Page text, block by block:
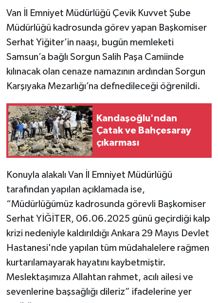
Van İl Emniyet Müdürlüğü Çevik Kuvvet Şube
Müdürlüğü kadrosunda görev yapan Başkomiser
Serhat Yiğiter’in naaşı, bugün memleketi
Samsun’a bağlı Sorgun Salih Paşa Camiinde
kılınacak olan cenaze namazının ardından Sorgun
Karşıyaka Mezarlığı’na defnedileceği öğrenildi.
Kandaşoğlu'ndan
Çatak ve Bahçesaray
çıkarması
Konuyla alakalı Van İl Emniyet Müdürlüğü
tarafından yapılan açıklamada ise,
“Müdürlüğümüz kadrosunda görevli Başkomiser
Serhat YİĞİTER, 06.06.2025 günü geçirdiği kalp
krizi nedeniyle kaldırıldığı Ankara 29 Mayıs Devlet
Hastanesi'nde yapılan tüm müdahalelere rağmen
kurtarılamayarak hayatını kaybetmiştir.
Meslektaşımıza Allahtan rahmet, acılı ailesi ve
sevenlerine başsağlığı dileriz” ifadelerine yer